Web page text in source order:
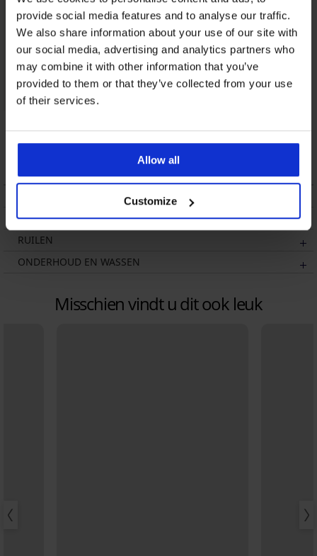
provide social media features and to analyse our traffic.
We also share information about your use of our site with
our social media, advertising and analytics partners who
may combine it with other information that you’ve
provided to them or that they’ve collected from your use
of their services.
Allow all
Customize
JACK AND JONES
JACFlorence lang
MEN-A Navy lang
39,89 €
VERZENDING EN BETALING
RUILEN
ONDERHOUD EN WASSEN
Misschien vindt u dit ook leuk